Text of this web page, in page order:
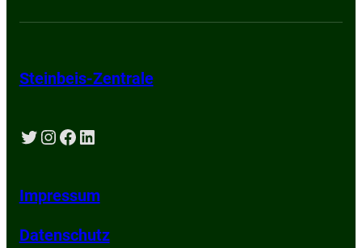
Steinbeis-Zentrale
Twitter Instagram Facebook LinkedIn
Impressum
Datenschutz